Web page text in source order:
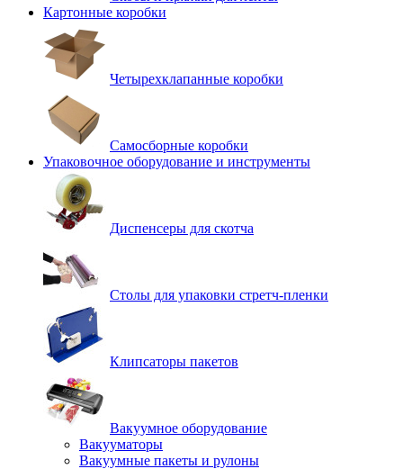
Картонные коробки
Четырехклапанные коробки
Самосборные коробки
Упаковочное оборудование и инструменты
Диспенсеры для скотча
Столы для упаковки стретч-пленки
Клипсаторы пакетов
Вакуумное оборудование
Вакууматоры
Вакуумные пакеты и рулоны